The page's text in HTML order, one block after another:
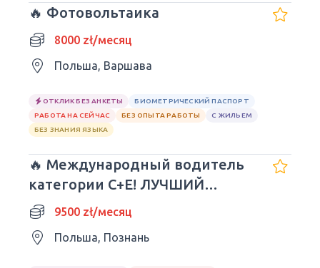
🔥 Фотовольтаика
8000 zł/месяц
Польша, Варшава
ОТКЛИК БЕЗ АНКЕТЫ
БИОМЕТРИЧЕСКИЙ ПАСПОРТ
РАБОТА НА СЕЙЧАС
БЕЗ ОПЫТА РАБОТЫ
С ЖИЛЬЕМ
БЕЗ ЗНАНИЯ ЯЗЫКА
🔥 Международный водитель
категории C+E! ЛУЧШИЙ
РАБОТОДАТЕЛЬ!! 3/1 - 9500
злотых
9500 zł/месяц
Польша, Познань